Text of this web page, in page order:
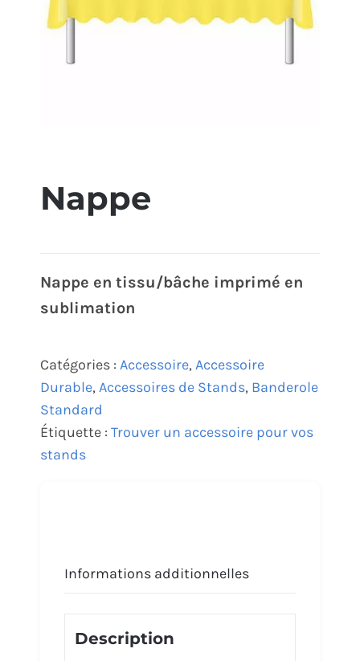
ÉCO-RESPONSABLE
Nappe
Nappe en tissu/bâche imprimé en
sublimation
Catégories : Accessoire,Accessoire
Durable,Accessoires de Stands, Banderole
Standard
Étiquette : Trouver un accessoire pour vos
stands
Informations additionnelles
Description